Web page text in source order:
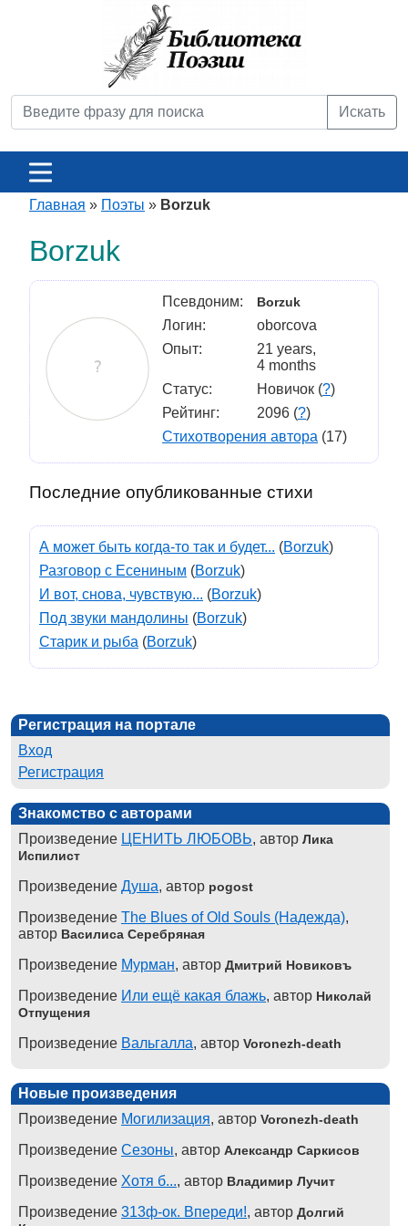
Искать
Главная » Поэты » Borzuk
Borzuk
Псевдоним: Borzuk
Логин:
oborcova
Опыт:
21 years,
4 months
Статус:
Новичок (?)
Рейтинг:
2096 (?)
Стихотворения автора (17)
Последние опубликованные стихи
А может быть когда-то так и будет... (Borzuk)
Разговор с Есениным (Borzuk)
И вот, снова, чувствую... (Borzuk)
Под звуки мандолины (Borzuk)
Старик и рыба (Borzuk)
Регистрация на портале
Вход
Регистрация
Знакомство с авторами
Произведение ЦЕНИТЬ ЛЮБОВЬ, автор Лика
Испилист
Произведение Душа, автор pogost
Произведение The Blues of Old Souls (Надежда),
автор Василиса Серебряная
Произведение Мурман, автор Дмитрий Новиковъ
Произведение Или ещё какая блажь, автор Николай
Отпущения
Произведение Вальгалла, автор Voronezh-death
Новые произведения
Произведение Могилизация, автор Voronezh-death
Произведение Сезоны, автор Александр Саркисов
Произведение Хотя б..., автор Владимир Лучит
Произведение 313ф-ок. Впереди!, автор Долгий